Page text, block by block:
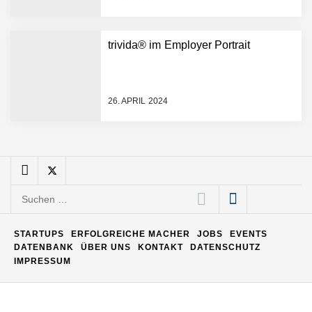
trivida® im Employer Portrait
26. APRIL 2024
Generation von Warehouse
Software – flexibel, offen,
ELOPRINT im Employer
Portrait
Suchen
STARTUPS ERFOLGREICHE MACHER JOBS
EVENTS
DATENBANK
ÜBER UNS KONTAKT
DATENSCHUTZ
IMPRESSUM